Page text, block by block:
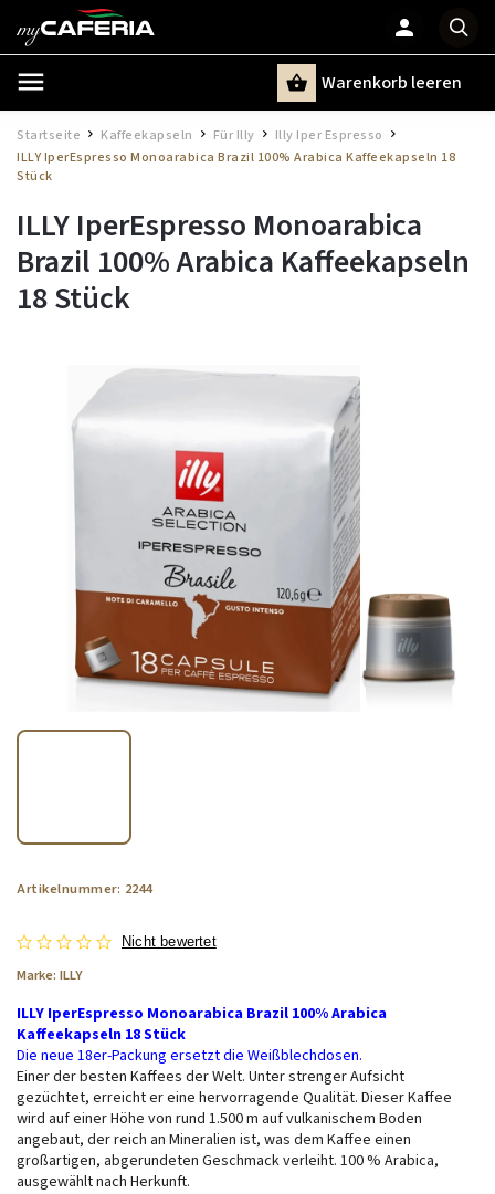
Warenkorb leeren
Startseite / Kaffeekapseln Für Illy Illy Iper Espresso
ILLY IperEspresso Monoarabica Brazil 100% Arabica Kaffeekapseln 18
Stück
ILLY IperEspresso Monoarabica
Brazil 100% Arabica Kaffeekapseln
18 Stück
Artikelnummer: 2244
Nicht bewertet
Marke: ILLY
ILLY IperEspresso Monoarabica Brazil 100% Arabica
Kaffeekapseln 18 Stück
Die neue 18er-Packung ersetzt die Weißblechdosen.
Einer der besten Kaffees der Welt. Unter strenger Aufsicht
gezüchtet, erreicht er eine hervorragende Qualität. Dieser Kaffee
wird auf einer Höhe von rund 1.500 m auf vulkanischem Boden
angebaut, der reich an Mineralien ist, was dem Kaffee einen
großartigen, abgerundeten Geschmack verleiht. 100 % Arabica,
ausgewählt nach Herkunft.